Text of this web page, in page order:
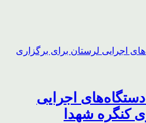
اجرایی
کنگره شهدا